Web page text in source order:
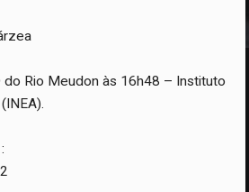
do Rio Meudon às 16h48 – Instituto